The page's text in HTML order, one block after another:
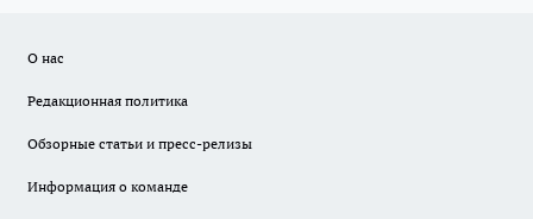
О нас
Редакционная политика
Обзорные статьи и пресс-релизы
Информация о команде